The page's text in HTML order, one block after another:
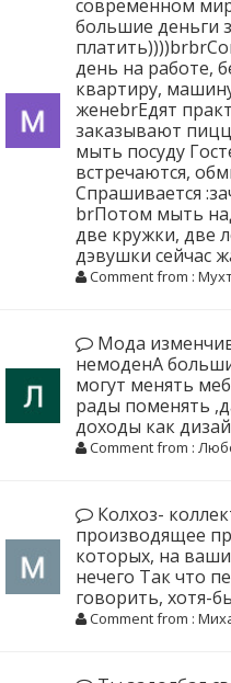
современном
большие деньги
день на работе,
квартиру,
женеbrЕдят
заказывают
мыть посуду
встречаются,
Спрашивается
brПотом мыть
две кружки, две
дэвушки сейчас
Comment from :
Мода
немоденА
могут менять
рады поменять
доходы как
Comment from :
Колхоз-
производящее
которых, на
нечего Так что
говорить, хотя-
Comment from :